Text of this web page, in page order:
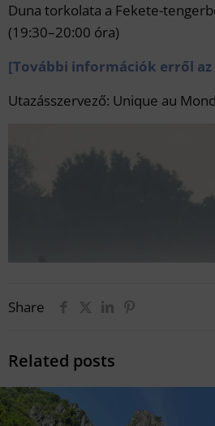
Duna torkolata a Fekete-
(19:30–20:00 óra)
[További információk erről
Utazásszervező: Unique au
Share
Related posts